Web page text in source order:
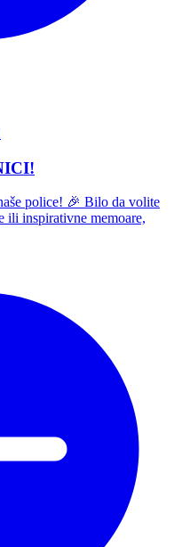
police! 🎉 Bilo da volite
ili inspirativne memoare,